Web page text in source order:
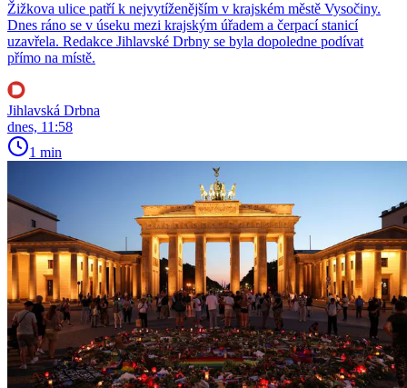
Žižkova ulice patří k nejvytíženějším v krajském městě Vysočiny.
Dnes ráno se v úseku mezi krajským úřadem a čerpací stanicí
uzavřela. Redakce Jihlavské Drbny se byla dopoledne podívat
přímo na místě.
Jihlavská Drbna
dnes, 11:58
1 min